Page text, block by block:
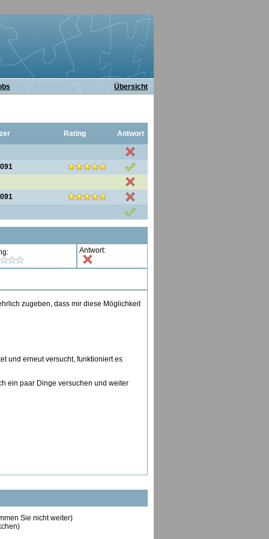
Übersicht
Rating Antwort
Antwort:
zugeben, dass mir diese Möglichkeit
und erneut versucht, funktioniert es
ein paar Dinge versuchen und weiter
Sie nicht weiter)